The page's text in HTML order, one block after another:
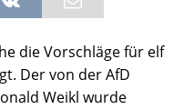
die Vorschläge für elf
Der von der AfD
Weikl wurde